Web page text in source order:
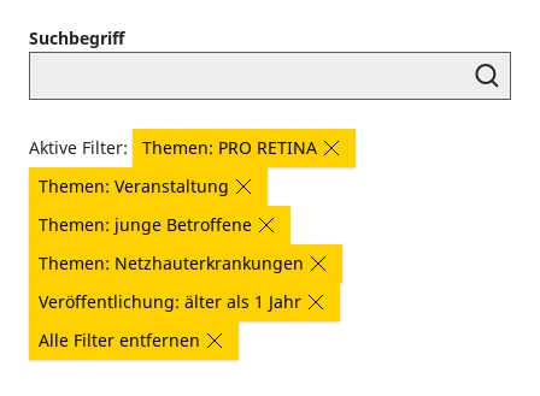
Suchbegriff
Aktive Filter:
Themen: PRO RETINA
Themen: Veranstaltung
Themen: junge Betroffene
Themen: Netzhauterkrankungen
Veröffentlichung: älter als 1 Jahr
Alle Filter entfernen